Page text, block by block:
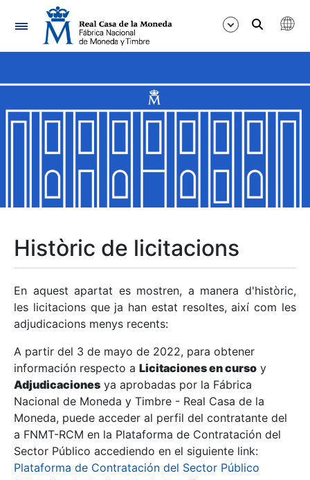
Navegació
Mostra/Amaga
Mostra/Amaga
Mostra/Amaga
Mostra/Amaga
Mostra/Amaga
Històric de licitacions
En aquest apartat es mostren, a manera d'històric,
les licitacions que ja han estat resoltes, així com les
adjudicacions menys recents:
A partir del 3 de mayo de 2022, para obtener
información respecto a Licitaciones en curso y
Adjudicaciones ya aprobadas por la Fábrica
Nacional de Moneda y Timbre - Real Casa de la
Moneda, puede acceder al perfil del contratante del
a FNMT-RCM en la Plataforma de Contratación del
Sector Público accediendo en el siguiente link:
Plataforma de Contratación del Sector Público